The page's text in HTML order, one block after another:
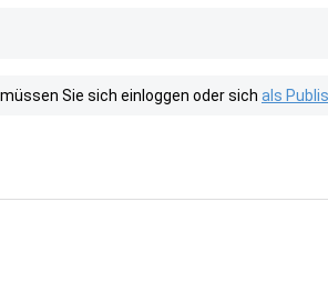
Sie sich einloggen oder sich als